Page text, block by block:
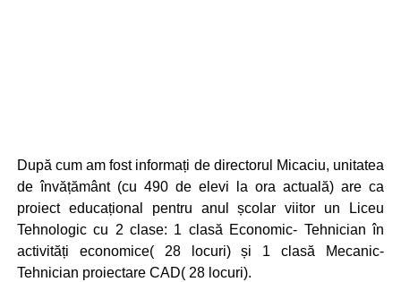
După cum am fost informați de directorul Micaciu, unitatea
de învățământ (cu 490 de elevi la ora actuală) are ca
proiect educațional pentru anul școlar viitor un Liceu
Tehnologic cu 2 clase: 1 clasă Economic- Tehnician în
activități economice( 28 locuri) și 1 clasă Mecanic-
Tehnician proiectare CAD( 28 locuri).